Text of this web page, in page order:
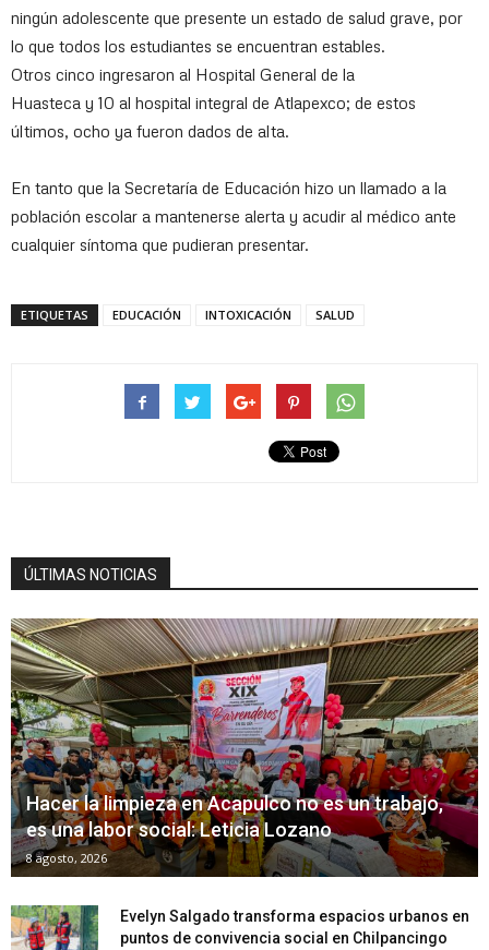
ningún adolescente que presente un estado de salud grave, por
lo que todos los estudiantes se encuentran estables.
Otros cinco ingresaron al Hospital General de la
Huasteca y 10 al hospital integral de Atlapexco; de estos
últimos, ocho ya fueron dados de alta.
En tanto que la Secretaría de Educación hizo un llamado a la
población escolar a mantenerse alerta y acudir al médico ante
cualquier síntoma que pudieran presentar.
ETIQUETAS EDUCACIÓN INTOXICACIÓN SALUD
ÚLTIMAS NOTICIAS
Hacer la limpieza en Acapulco no es un trabajo,
es una labor social: Leticia Lozano
8 agosto, 2026
Evelyn Salgado transforma espacios urbanos en
puntos de convivencia social en Chilpancingo